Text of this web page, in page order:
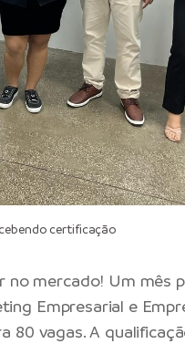
certificação
no mercado! Um mês
Empresarial e
80 vagas. A